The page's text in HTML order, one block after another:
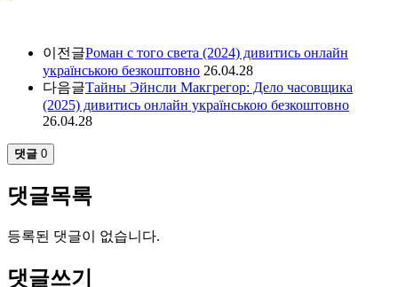
이전글Роман с того света (2024) дивитись онлайн
українською безкоштовно 26.04.28
다음글Тайны Эйнсли Макгрегор: Дело часовщика
(2025) дивитись онлайн українською безкоштовно
26.04.28
댓글 0
댓글목록
등록된 댓글이 없습니다.
댓글쓰기